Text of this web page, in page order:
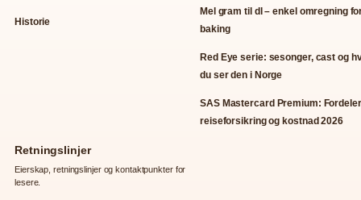
Historie
Mel gram til dl – enkel omregning
baking
Red Eye serie: sesonger, cast og
du ser den i Norge
SAS Mastercard Premium:
reiseforsikring og kostnad 2026
Retningslinjer
Eierskap, retningslinjer og kontaktpunkter for
lesere.